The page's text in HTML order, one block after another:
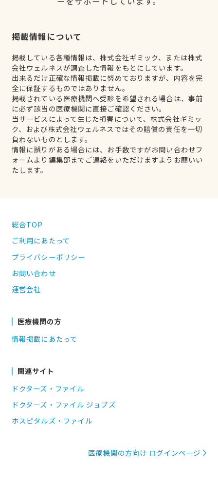
掲載情報について
掲載している各種情報は、株式会社ギミック、または株式
会社ウェルネスが調査した情報をもとにしています。
出来るだけ正確な情報掲載に努めておりますが、内容を完
全に保証するものではありません。
掲載されている医療機関へ受診を希望される場合は、事前
に必ず該当の医療機関に直接ご確認ください。
当サービスによって生じた損害について、株式会社ギミッ
ク、および株式会社ウェルネスではその賠償の責任を一切
負わないものとします。
情報に誤りがある場合には、お手数ですがお問い合わせフ
ォームより編集部までご連絡をいただけますようお願いい
たします。
総合TOP
ご利用にあたって
プライバシーポリシー
お問い合わせ
運営会社
医療機関の方
情報掲載にあたって
関連サイト
ドクターズ・ファイル
ドクターズ・ファイル ジョブズ
ホスピタルズ・ファイル
医療機関の方向け ログインページ